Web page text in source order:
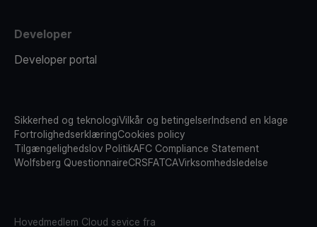
Developer
Developer portal
Sikkerhed og teknologiVilkår og betingelserIndsend en klage
FortrolighedserklæringCookies policy
Tilgængelighedslov PolitikAFC Compliance Statement
Wolfsberg QuestionnaireCRSFATCAVirksomhedsledelse
Hovedmedlem Cloud sevice fra